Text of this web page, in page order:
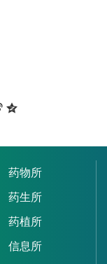
药物所
药生所
药植所
信息所